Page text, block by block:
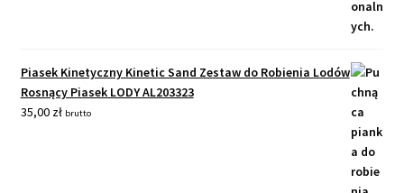
Piasek Kinetyczny Kinetic Sand Zestaw do Robienia Lodów
Rosnący Piasek LODY AL203323
35,00 zł brutto